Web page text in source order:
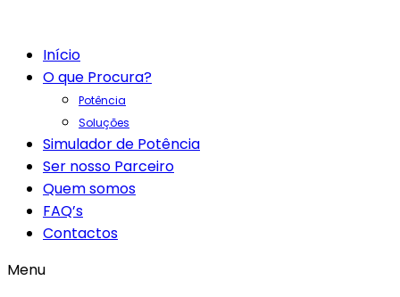
Início
O que Procura?
Potência
Soluções
Simulador de Potência
Ser nosso Parceiro
Quem somos
FAQ’s
Contactos
Menu